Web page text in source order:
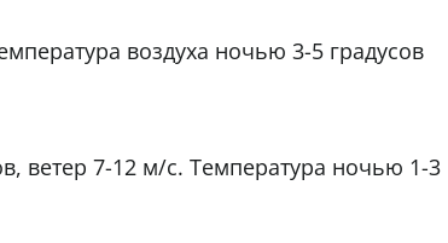
воздуха ночью 3-5 градусов
ветер 7-12 м/с. Температура ночью 1-3